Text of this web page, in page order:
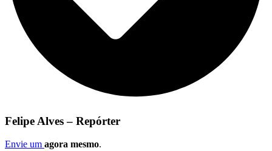
Felipe Alves – Repórter
Envie um agora mesmo.